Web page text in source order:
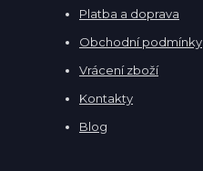
Platba a doprava
Obchodní podmínky
Vrácení zboží
Kontakty
Blog